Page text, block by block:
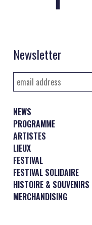
Newsletter
NEWS
PROGRAMME
ARTISTES
LIEUX
FESTIVAL
FESTIVAL SOLIDAIRE
HISTOIRE & SOUVENIRS
MERCHANDISING